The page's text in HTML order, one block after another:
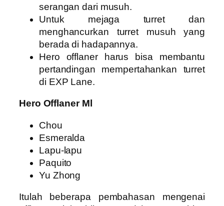
serangan dari musuh.
Untuk mejaga turret dan
menghancurkan turret musuh yang
berada di hadapannya.
Hero offlaner harus bisa membantu
pertandingan mempertahankan turret
di EXP Lane.
Hero Offlaner Ml
Chou
Esmeralda
Lapu-lapu
Paquito
Yu Zhong
Itulah beberapa pembahasan mengenai